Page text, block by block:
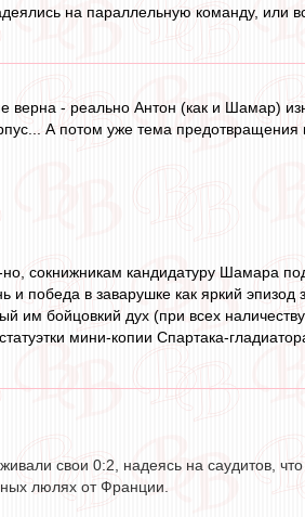
на параллельную команду, или
верна - реально Антон (как и Шамар)
А потом уже тема
сокнижникам кандидатуру Шамара
победа в заварушке как яркий эпизод
им бойцовкий дух (при всех
мини-копии Спартака-
свои 0:2, надеясь на саудитов,
люлях от Франции.